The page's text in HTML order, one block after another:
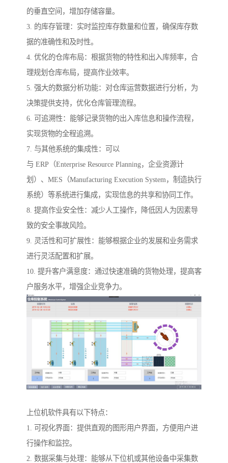
的垂直空间，增加存储容量。
3. 的库存管理：实时监控库存数量和位置，确保库存数
据的准确性和及时性。
4. 优化的仓库布局：根据货物的特性和出入库频率，合
理规划仓库布局，提高作业效率。
5. 强大的数据分析功能：对仓库运营数据进行分析，为
决策提供支持，优化仓库管理流程。
6. 可追溯性：能够记录货物的出入库信息和操作流程，
实现货物的全程追溯。
7. 与其他系统的集成性：可以
与 ERP（Enterprise Resource Planning，企业资源计
划）、MES（Manufacturing Execution System，制造执行
系统）等系统进行集成，实现信息的共享和协同工作。
8. 提高作业安全性：减少人工操作，降低因人为因素导
致的安全事故风险。
9. 灵活性和可扩展性：能够根据企业的发展和业务需求
进行灵活配置和扩展。
10. 提升客户满意度：通过快速准确的货物处理，提高客
户服务水平，增强企业竞争力。
上位机软件具有以下特点：
1. 可视化界面：提供直观的图形用户界面，方便用户进
行操作和监控。
2. 数据采集与处理：能够从下位机或其他设备中采集数